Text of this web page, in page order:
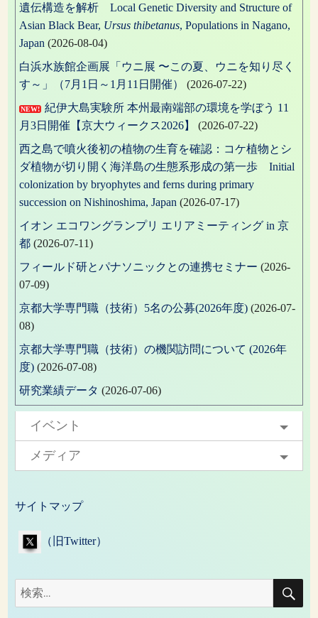
遺伝構造を解析 Local Genetic Diversity and Structure of
Asian Black Bear, Ursus thibetanus, Populations in Nagano,
Japan (2026-08-04)
白浜水族館企画展「ウニ展 〜この夏、ウニを知り尽く
す～」（7月1日～1月11日開催）
(2026-07-22)
NEW!
紀伊大島実験所 本州最南端部の環境を学ぼう 11
月3日開催【京大ウィークス2026】
(2026-07-22)
西之島で噴火後初の植物の生育を確認：コケ植物とシ
ダ植物が切り開く海洋島の生態系形成の第一歩 Initial
colonization by bryophytes and ferns during primary
succession on Nishinoshima, Japan (2026-07-17)
イオン エコワングランプリ エリアミーティング in 京
都 (2026-07-11)
フィールド研とパナソニックとの連携セミナー (2026-
07-09)
京都大学専門職（技術）5名の公募(2026年度) (2026-07-
08)
京都大学専門職（技術）の機関訪問について (2026年
度) (2026-07-08)
研究業績データ (2026-07-06)
イベント
メディア
サイトマップ
（旧Twitter）
検
索:
検